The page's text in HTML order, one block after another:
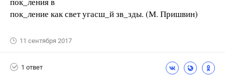
пок_ление как свет угасш_й зв_зды. (М. Пришвин)
11 сентября 2017
1 ответ